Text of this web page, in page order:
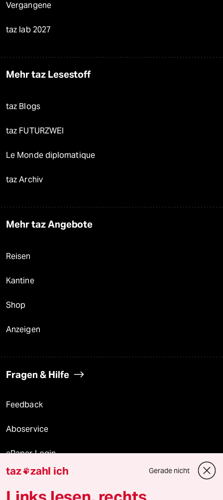
Vergangene
taz lab 2027
Mehr taz Lesestoff
taz Blogs
taz FUTURZWEI
Le Monde diplomatique
taz Archiv
Mehr taz Angebote
Reisen
Kantine
Shop
Anzeigen
Fragen & Hilfe
Feedback
Aboservice
ePaper Login
Downloads für Abonnierende
taz zahl ich Gerade nicht